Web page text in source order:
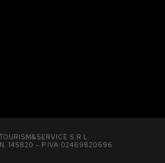
S.R.L.
N. 145820 – P.IVA:02469820696